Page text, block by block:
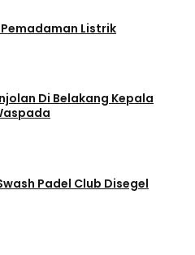
Listrik
Di Belakang Kepala
Padel Club Disegel